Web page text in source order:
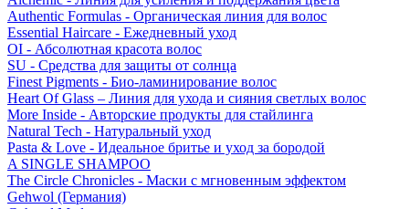
Authentic Formulas - Органическая линия для волос
Essential Haircare - Eжедневный уход
OI - Абсолютная красота волос
SU - Средства для защиты от солнца
Finest Pigments - Био-ламинирование волос
Heart Of Glass – Линия для ухода и сияния светлых волос
More Inside - Авторские продукты для стайлинга
Natural Tech - Натуральный уход
Pasta & Love - Идеальное бритье и уход за бородой
A SINGLE SHAMPOO
The Circle Chronicles - Маски с мгновенным эффектом
Gehwol (Германия)